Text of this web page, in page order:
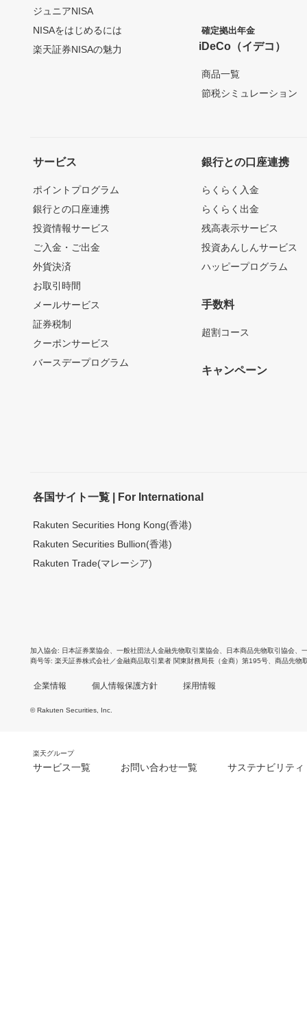
ジュニアNISA
NISAをはじめるには
楽天証券NISAの魅力
確定拠出年金
iDeCo（イデコ）
商品一覧
節税シミュレーション
サービス
ポイントプログラム
銀行との口座連携
投資情報サービス
ご入金・ご出金
外貨決済
お取引時間
メールサービス
証券税制
クーポンサービス
バースデープログラム
銀行との口座連携
らくらく入金
らくらく出金
残高表示サービス
投資あんしんサービス
ハッピープログラム
手数料
超割コース
キャンペーン
各国サイト一覧 | For International
Rakuten Securities Hong Kong(香港)
Rakuten Securities Bullion(香港)
Rakuten Trade(マレーシア)
加入協会 日本証券業協会、 一般社団法人金融先物取引業協会、 日本商品先物取引協会、
商号等 楽天証券株式会社／金融商品取引業者 関東財務局長（金商）第195号、商品先物
企業情報 個人情報保護方針 採用情報
© Rakuten Securities, Inc.
楽天グループ
サービス一覧 お問い合わせ一覧 サステナビリティ